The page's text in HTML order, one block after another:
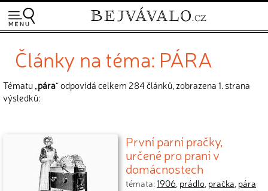
Články na téma: PÁRA
Tématu „pára“ odpovídá celkem 284 článků, zobrazena 1. strana
výsledků:
První parní pračky,
určené pro praní v
domácnostech
témata:1906, prádlo, pračka, pára